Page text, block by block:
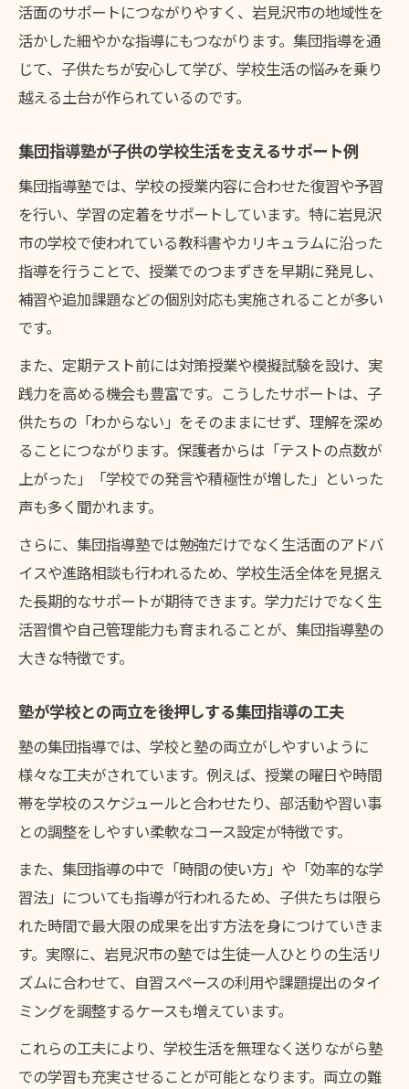
活面のサポートにつながりやすく、岩見沢市の地域性を
活かした細やかな指導にもつながります。集団指導を通
じて、子供たちが安心して学び、学校生活の悩みを乗り
越える土台が作られているのです。
集団指導塾が子供の学校生活を支えるサポート例
集団指導塾では、学校の授業内容に合わせた復習や予習
を行い、学習の定着をサポートしています。特に岩見沢
市の学校で使われている教科書やカリキュラムに沿った
指導を行うことで、授業でのつまずきを早期に発見し、
補習や追加課題などの個別対応も実施されることが多い
です。
また、定期テスト前には対策授業や模擬試験を設け、実
践力を高める機会も豊富です。こうしたサポートは、子
供たちの「わからない」をそのままにせず、理解を深め
ることにつながります。保護者からは「テストの点数が
上がった」「学校での発言や積極性が増した」といった
声も多く聞かれます。
さらに、集団指導塾では勉強だけでなく生活面のアドバ
イスや進路相談も行われるため、学校生活全体を見据え
た長期的なサポートが期待できます。学力だけでなく生
活習慣や自己管理能力も育まれることが、集団指導塾の
大きな特徴です。
塾が学校との両立を後押しする集団指導の工夫
塾の集団指導では、学校と塾の両立がしやすいように
様々な工夫がされています。例えば、授業の曜日や時間
帯を学校のスケジュールと合わせたり、部活動や習い事
との調整をしやすい柔軟なコース設定が特徴です。
また、集団指導の中で「時間の使い方」や「効率的な学
習法」についても指導が行われるため、子供たちは限ら
れた時間で最大限の成果を出す方法を身につけていきま
す。実際に、岩見沢市の塾では生徒一人ひとりの生活リ
ズムに合わせて、自習スペースの利用や課題提出のタイ
ミングを調整するケースも増えています。
これらの工夫により、学校生活を無理なく送りながら塾
での学習も充実させることが可能となります。両立の難